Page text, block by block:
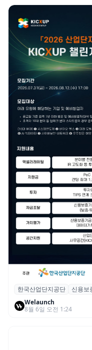
산단공·신보,
여 스타트업 모집
한국산업단지공단 신용보
Welaunch
8월 6일 오전 1:24